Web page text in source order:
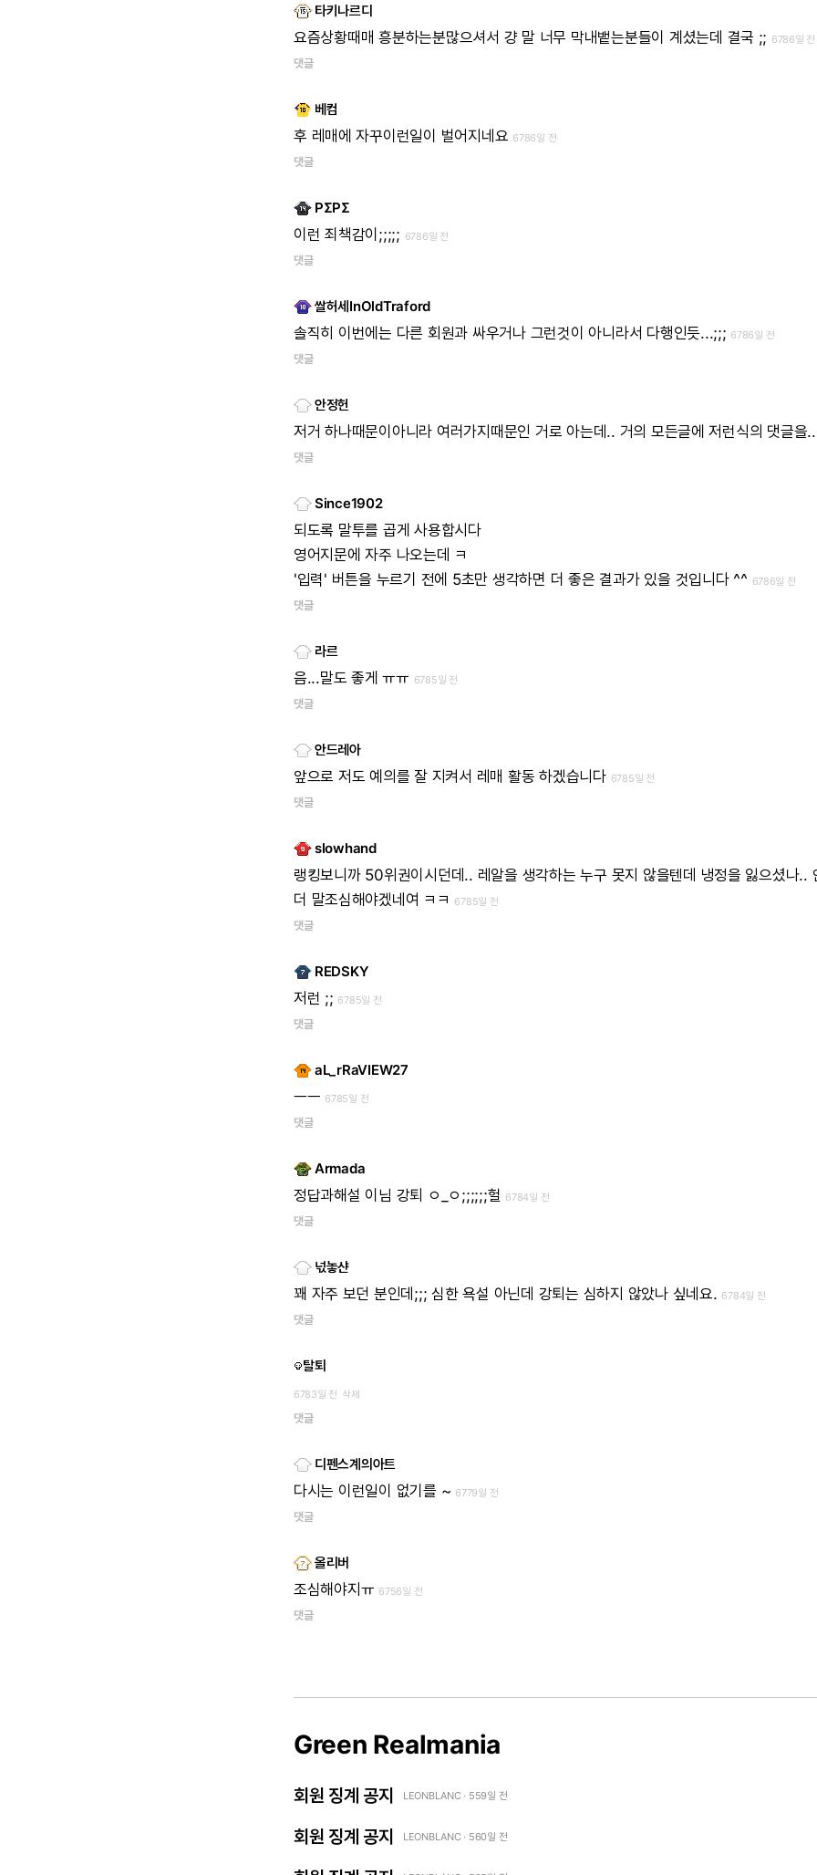
타키나르디
요즘상황때매 흥분하는분많으셔서 걍 말 너무 막내뱉는분들이 계셨는데 결국 ;; 6786일 전
댓글
베컴
후 레매에 자꾸이런일이 벌어지네요 6786일 전
댓글
ΡΣΡΣ
이런 죄책감이;;;;; 6786일 전
댓글
쌀허세InOldTraford
솔직히 이번에는 다른 회원과 싸우거나 그런것이 아니라서 다행인듯...;;; 6786일 전
댓글
안정헌
저거 하나때문이아니라 여러가지때문인 거로 아는데.. 거의 모든글에 저런식의 댓글을..
댓글
Since1902
되도록 말투를 곱게 사용합시다
영어지문에자주 나오는데 ㅋ
'입력' 버튼을 누르기 전에 5초만 생각하면 더 좋은 결과가 있을 것입니다 ^^ 6786일 전
댓글
라르
음...말도 좋게 ㅠㅠ 6785일 전
댓글
안드레아
앞으로 저도 예의를 잘 지켜서 레매 활동 하겠습니다 6785일 전
댓글
slowhand
랭킹보니까 50위권이시던데.. 레알을 생각하는 누구 못지 않을텐데 냉정을 잃으셨나..
더 말조심해야겠네여 ㅋㅋ 6785일 전
댓글
REDSKY
저런 ;; 6785일 전
댓글
aL_rRaVIEW27
ㅡㅡ 6785일 전
댓글
Armada
정답과해설 이님 강퇴 ㅇ_ㅇ;;;;;;헐 6784일 전
댓글
넋놓샨
꽤 자주 보던 분인데;;; 심한 욕설 아닌데 강퇴는 심하지 않았나 싶네요. 6784일 전
댓글
탈퇴
6783일 전 삭제
댓글
디펜스계의아트
다시는 이런일이 없기를 ~ 6779일 전
댓글
올리버
조심해야지ㅠ 6756일 전
댓글
Green Realmania
회원 징계 공지 LEONBLANC · 559일 전
회원 징계 공지 LEONBLANC · 560일 전